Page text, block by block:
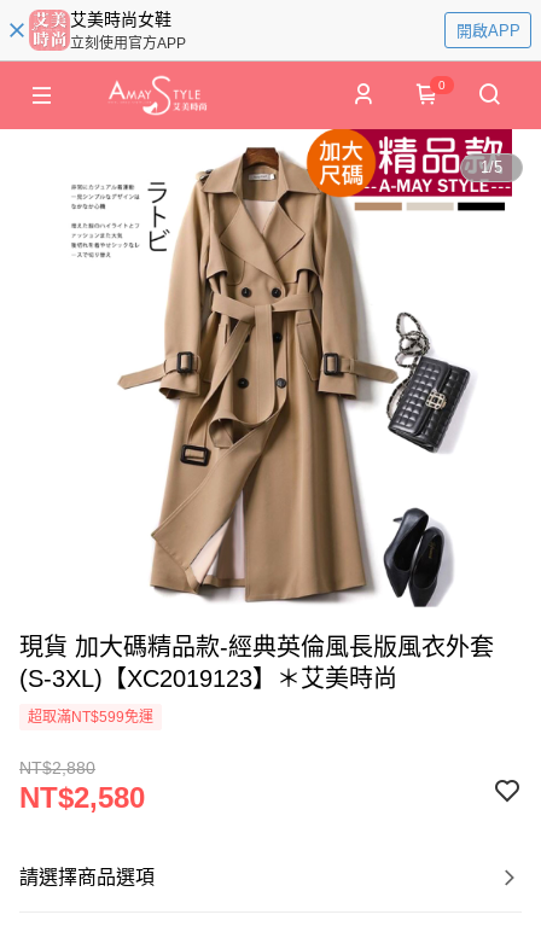
艾美時尚女鞋
立刻使用官方APP
開啟APP
0
1/5
現貨 加大碼精品款-經典英倫風長版風衣外套
(S-3XL)【XC2019123】＊艾美時尚
超取滿NT$599免運
NT$2,880
NT$2,580
請選擇商品選項